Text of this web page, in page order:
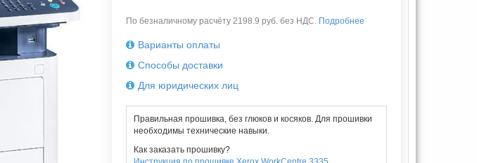
По безналичному расчёту 2198.9 руб. без НДС. Подробнее
Варианты оплаты
Способы доставки
Для юридических лиц
Правильная прошивка, без глюков и косяков. Для прошивки
необходимы технические навыки.
Как заказать прошивку?